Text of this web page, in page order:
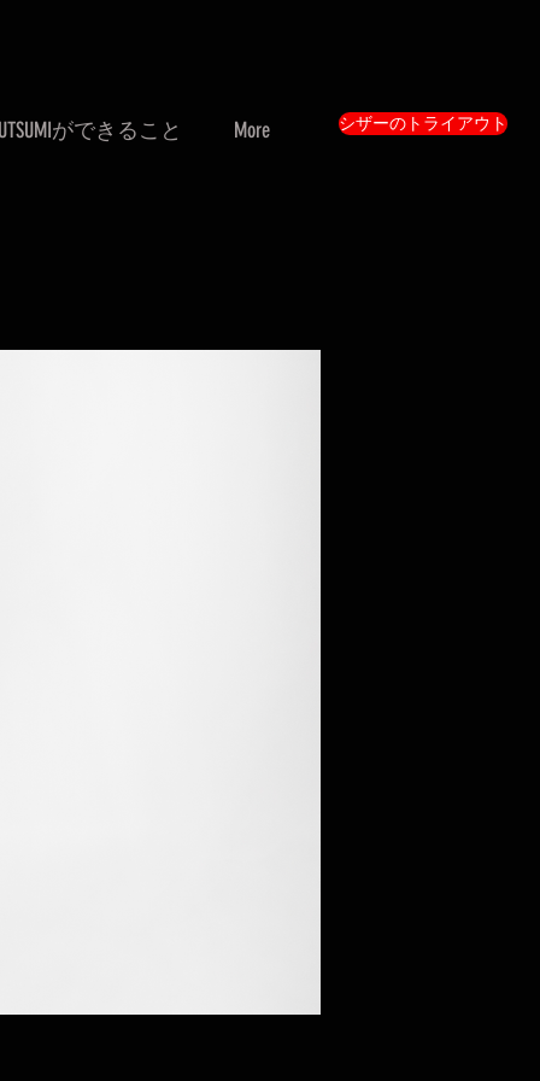
UTSUMIができること More シザーのトライアウト